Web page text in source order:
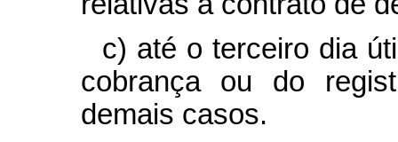
c) até o terceiro dia
cobrança ou do
demais casos.